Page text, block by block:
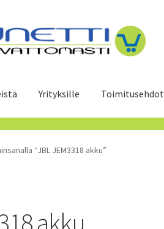
Yrityksille Toimitusehdot
“JBL JEM3318 akku”
akku